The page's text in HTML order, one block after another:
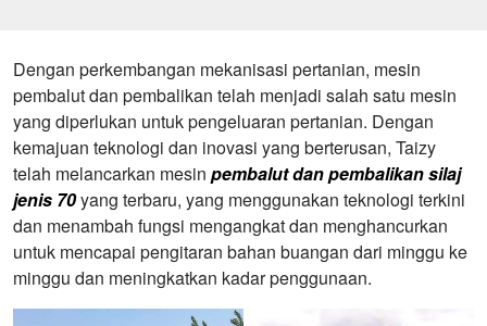
Dengan perkembangan mekanisasi pertanian, mesin
pembalut dan pembalikan telah menjadi salah satu mesin
yang diperlukan untuk pengeluaran pertanian. Dengan
kemajuan teknologi dan inovasi yang berterusan, Taizy
telah melancarkan mesin pembalut dan pembalikan silaj
jenis 70yang terbaru, yang menggunakan teknologi terkini
dan menambah fungsi mengangkat dan menghancurkan
untuk mencapai pengitaran bahan buangan dari minggu ke
minggu dan meningkatkan kadar penggunaan.